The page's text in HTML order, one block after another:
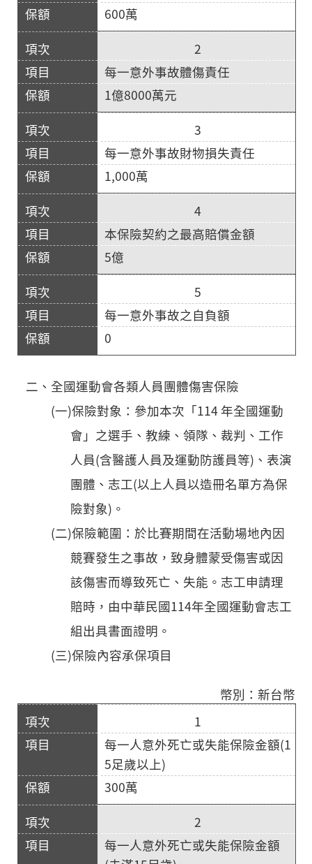
600萬
2
每一意外事故體傷責任
1億8000萬元
3
每一意外事故財物損失責任
1,000萬
4
本保險契約之最高賠償金額
5億
5
每一意外事故之自負額
0
二、全國運動會各類人員團體傷害保險
(一)保險對象：參加本次「114 年全國運動
會」之選手、教練、領隊、裁判、工作
人員(含醫護人員及運動防護員等)、表演
團體、志工(以上人員以造冊名單方為保
險對象)。
(二)保險範圍：於比賽期間在活動場地內因
競賽發生之事故，致身體蒙受傷害或因
該傷害而導致死亡、失能。志工申請理
賠時，由中華民國114年全國運動會志工
組出具書面證明。
(三)保險內容承保項目
幣別：新台幣
1
每一人意外死亡或失能保險金額(1
5足歲以上)
300萬
2
每一人意外死亡或失能保險金額